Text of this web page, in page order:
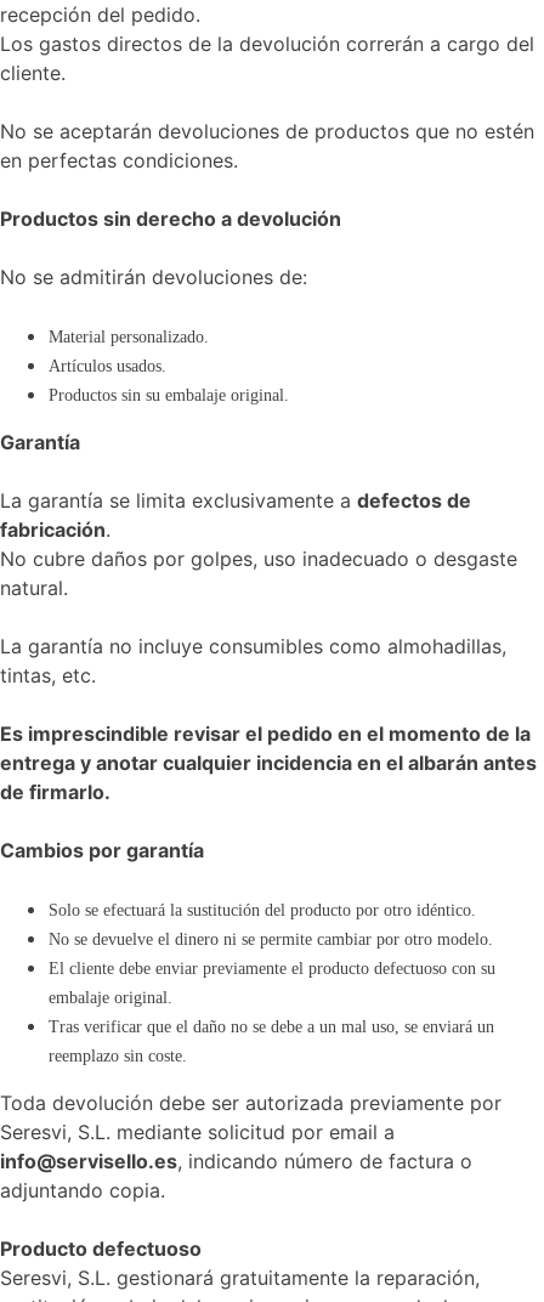
recepción del pedido.
Los gastos directos de la devolución correrán a cargo del
cliente.
No se aceptarán devoluciones de productos que no estén
en perfectas condiciones.
Productos sin derecho a devolución
No se admitirán devoluciones de:
Material personalizado.
Artículos usados.
Productos sin su embalaje original.
Garantía
La garantía se limita exclusivamente a defectos de
fabricación.
No cubre daños por golpes, uso inadecuado o desgaste
natural.
La garantía no incluye consumibles como almohadillas,
tintas, etc.
Es imprescindible revisar el pedido en el momento de la
entrega y anotar cualquier incidencia en el albarán antes
de firmarlo.
Cambios por garantía
Solo se efectuará la sustitución del producto por otro idéntico.
No se devuelve el dinero ni se permite cambiar por otro modelo.
El cliente debe enviar previamente el producto defectuoso con su
embalaje original.
Tras verificar que el daño no se debe a un mal uso, se enviará un
reemplazo sin coste.
Toda devolución debe ser autorizada previamente por
Seresvi, S.L. mediante solicitud por email a
info@servisello.es, indicando número de factura o
adjuntando copia.
Producto defectuoso
Seresvi, S.L. gestionará gratuitamente la reparación,